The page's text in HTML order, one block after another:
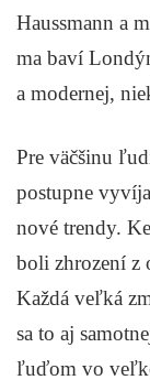
Haussmann a
ma baví
a modernej,
Pre väčšinu
postupne
nové trendy.
boli zhrození z
Každá veľká
sa to aj
ľuďom vo